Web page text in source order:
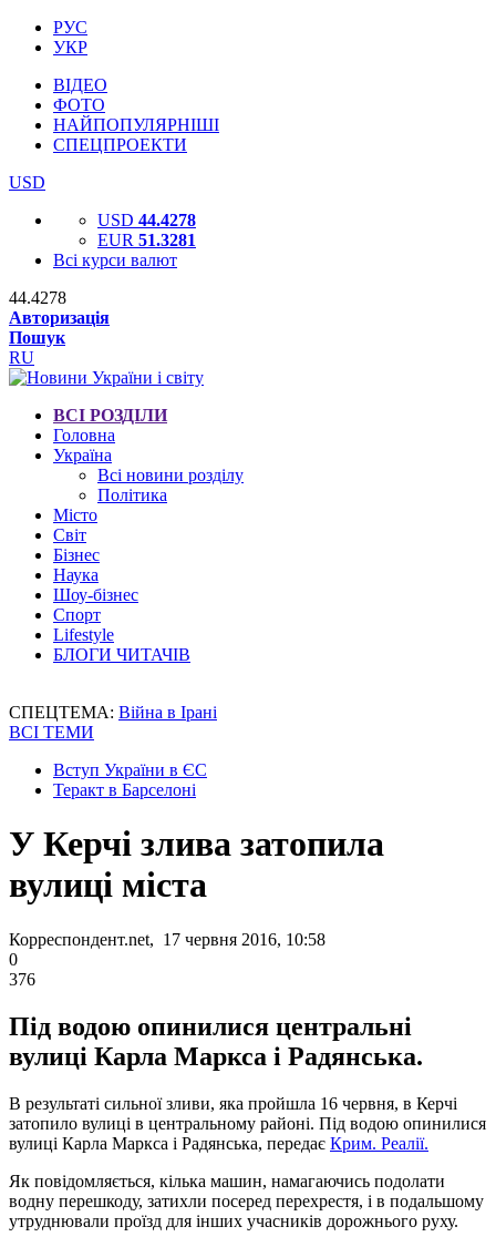
РУС
УКР
ВІДЕО
ФОТО
НАЙПОПУЛЯРНІШІ
СПЕЦПРОЕКТИ
USD
USD 44.4278
EUR 51.3281
Всі курси валют
44.4278
Авторизація
Пошук
RU
ВСІ РОЗДІЛИ
Головна
Україна
Всі новини розділу
Політика
Місто
Світ
Бізнес
Наука
Шоу-бізнес
Спорт
Lifestyle
БЛОГИ ЧИТАЧІВ
СПЕЦТЕМА: Війна в Ірані
ВСІ ТЕМИ
Вступ України в ЄС
Теракт в Барселоні
У Керчі злива затопила
вулиці міста
Корреспондент.net, 17 червня 2016, 10:58
0
376
Під водою опинилися центральні
вулиці Карла Маркса і Радянська.
В результаті сильної зливи, яка пройшла 16 червня, в Керчі
затопило вулиці в центральному районі. Під водою опинилися
вулиці Карла Маркса і Радянська, передає Крим. Реалії.
Як повідомляється, кілька машин, намагаючись подолати
водну перешкоду, затихли посеред перехрестя, і в подальшому
утруднювали проїзд для інших учасників дорожнього руху.